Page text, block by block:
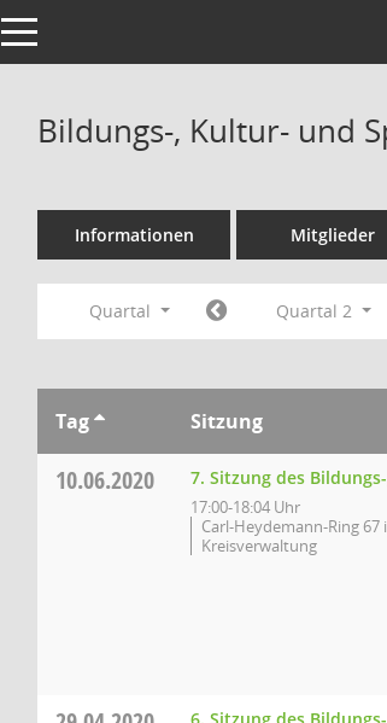
Toggle navigation
Bildungs-, Kultur- und
Informationen Mitglieder
Quartal Quartal 2
Tag Sitzung
10.06.2020 7. Sitzung des
17:00-18:04 Uhr
Carl-Heydemann-Ring 67
Kreisverwaltung